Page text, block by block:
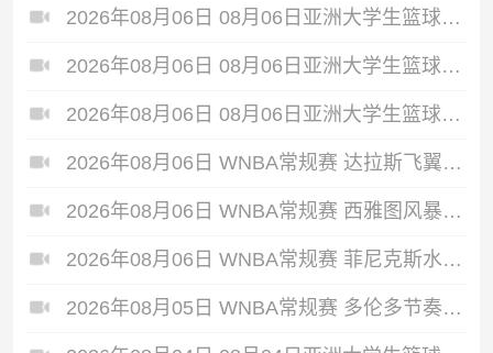
2026年08月06日 08月06日亚洲大学生篮球联赛8强赛 早稻田大学 78 - 71 高丽大学 集锦
2026年08月06日 08月06日亚洲大学生篮球联赛8强赛 北京大学 77 - 79 上海交通大学 集锦
2026年08月06日 08月06日亚洲大学生篮球联赛8强赛 延世大学 67 - 72 政治大学 集锦
2026年08月06日 WNBA常规赛 达拉斯飞翼 92 - 96 华盛顿神秘人 全场集锦
2026年08月06日 WNBA常规赛 西雅图风暴 86 - 92 纽约自由人 全场集锦
2026年08月06日 WNBA常规赛 菲尼克斯水星 82 - 96 亚特兰大梦想 全场集锦
2026年08月05日 WNBA常规赛 多伦多节奏 81 - 92 金州女武神 全场集锦